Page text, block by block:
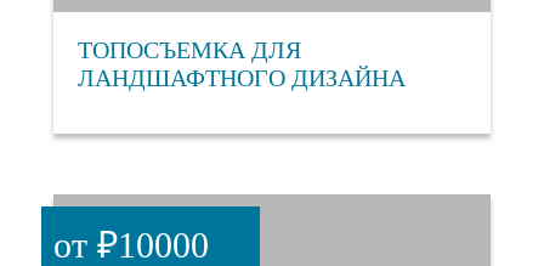
ТОПОСЪЕМКА ДЛЯ
ЛАНДШАФТНОГО ДИЗАЙНА
от ₽10000